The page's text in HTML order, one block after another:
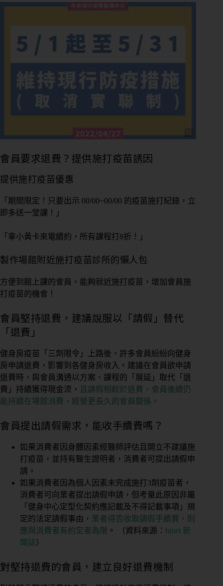
會員要求退費？提供施打疫苗誘因
提供施打疫苗優惠
「期間限定！只要出示 00/00~00/00 的疫苗施打紀錄，立
即多送一堂課！」
「拿小黃卡來電續約，所有課程打8折！」
製作場館附近施打疫苗診所的懶人包
方便到館上課的會員，能夠就近施打疫苗，增加會員施
打疫苗的機會！
會員堅持退費，建議說服以「請假」替代
「退費」
健身房疫苗「三劑限令」上路後，許多會員紛紛向健身
房申請退費，影響到各健身房收入。建議在會員欲申請
退費時，與會員溝通以方案、課程的「展延」取代「退
費」持續獲得現金流，
且請假相較於退費，會員後續仍
能持續在場館消費，經營更長久的會員關係。
會員提出請假需求，能收手續費嗎？
如果消費者因身體因素經醫師評估且開立不建議施
打疫苗，並持有醫生證明者，消費者可提出請假申
請。
如果消費者因為個人因素未完成施打3劑疫苗者，
消費者可向業者提出請假申請，但考量此原因非屬
「健身中心定型化契約應記載及不得記載事項」規
定的法定請假事由， 業者得否收取請假手續費，則
應與消費者有約定者為限 。 （資料來源： hinet 新
聞誌）
對堅持退費的會員，建立良好退費機制